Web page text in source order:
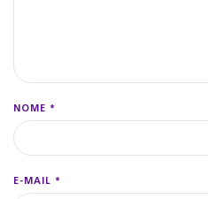
NOME *
E-MAIL *